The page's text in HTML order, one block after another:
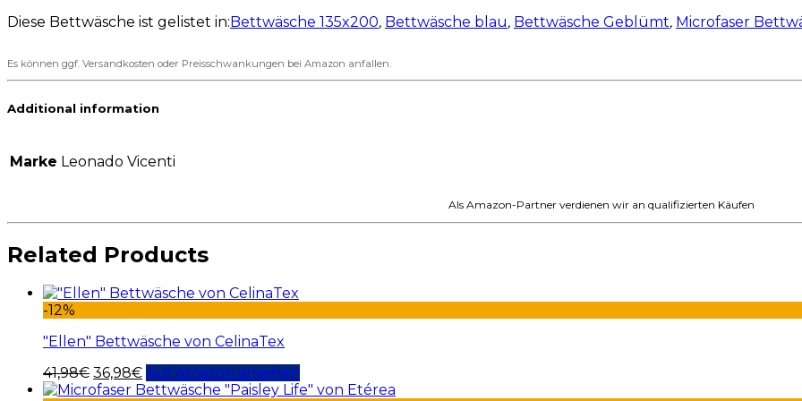
Diese Bettwäsche ist gelistet in:Bettwäsche 135x200, Bettwäsche blau, Bettwäsche Geblümt, Microfaser
Es können ggf. Versandkosten oder Preisschwankungen bei Amazon anfallen.
Additional information
Marke Leonado Vicenti
Als Amazon-Partner verdienen wir an qualifizierten Käufen
Related Products
-12%
"Ellen" Bettwäsche von CelinaTex
41,98€ 36,98€ Auf Amazon ansehen